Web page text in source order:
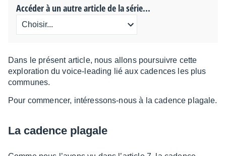
Accéder à un autre article de la série...
Dans le présent article, nous allons pour­suivre cette
explo­ra­tion du voice-leading lié aux cadences les plus
communes.
Pour commen­cer, inté­res­sons-nous à la cadence plagale.
La cadence plagale